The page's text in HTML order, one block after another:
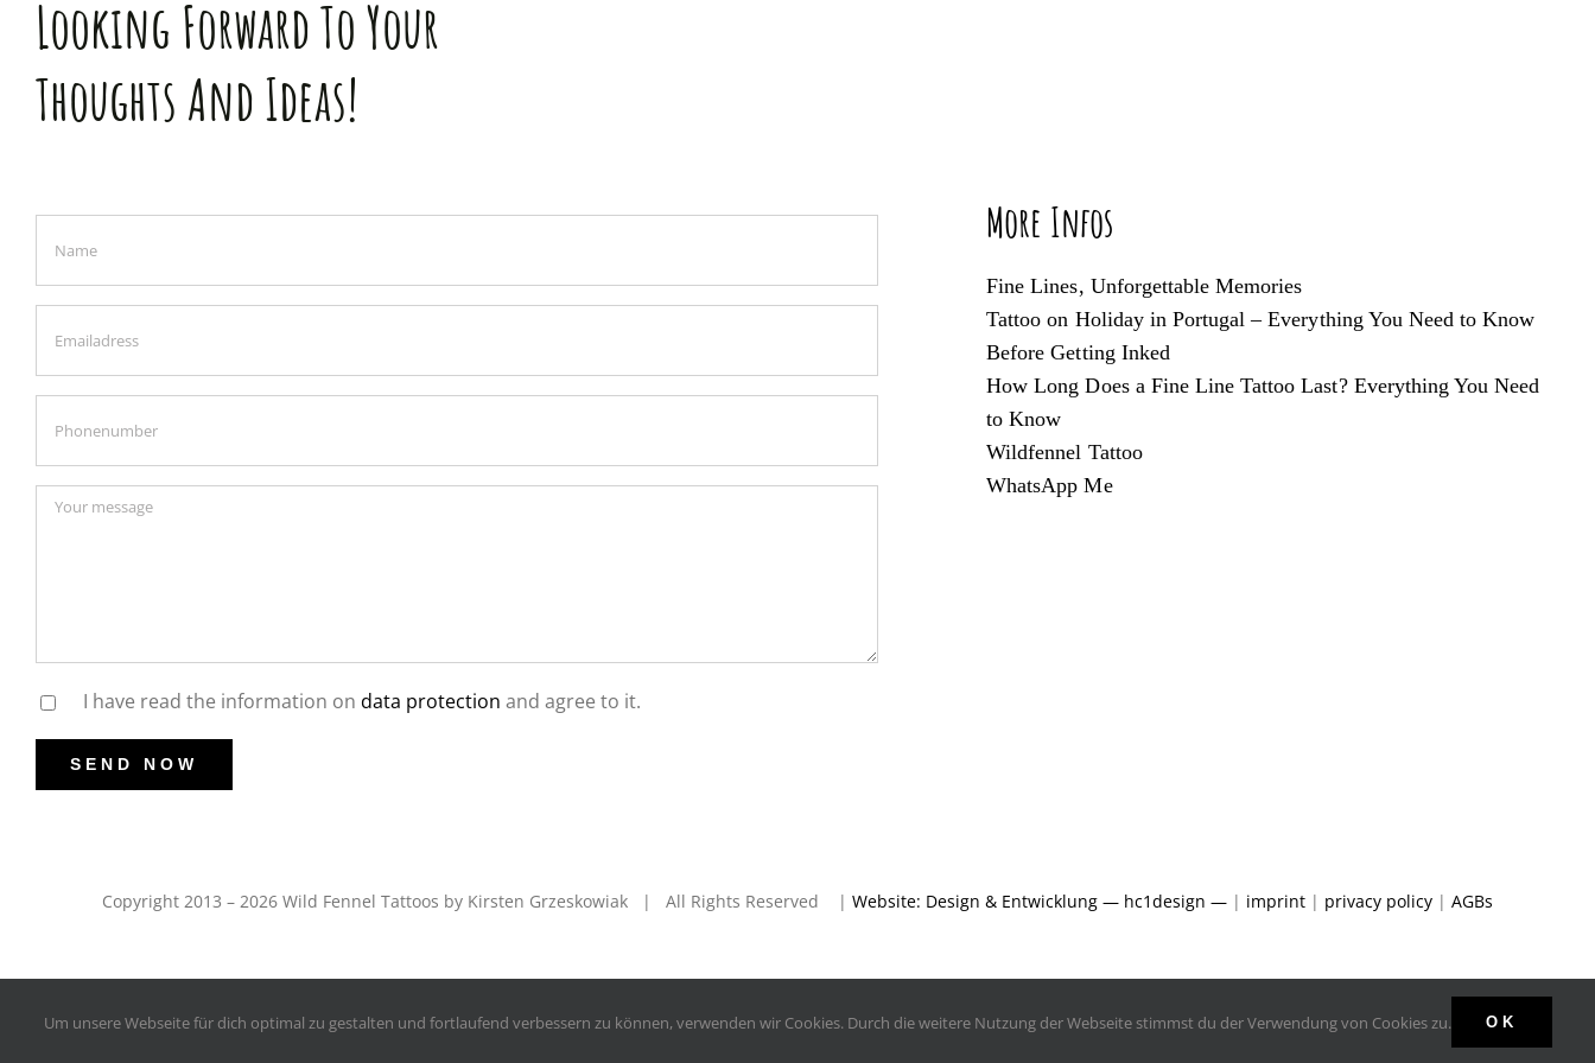
Looking Forward To Your
Thoughts And Ideas!
I have read the information on data protection and agree to it.
More Infos
Fine Lines, Unforgettable Memories
Tattoo on Holiday in Portugal – Everything You Need to Know
Before Getting Inked
How Long Does a Fine Line Tattoo Last? Everything You Need
to Know
Wildfennel Tattoo
WhatsApp Me
Copyright 2013 – 2026 Wild Fennel Tattoos by Kirsten Grzeskowiak | All Rights Reserved | Website: Design & Entwicklung — hc1design — | imprint | privacy policy | AGBs
Um unsere Webseite für dich optimal zu gestalten und fortlaufend verbessern zu können, verwenden wir Cookies. Durch die weitere Nutzung der Webseite stimmst du der Verwendung von Cookies zu. OK